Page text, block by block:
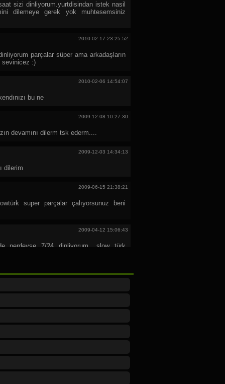
sizi dinliyorum.yurtdisindan istek nasil
dilemeye gerek yok muhtesemsiniz
2010-02-17 23:25:52
parçalar süper ama arkadaşların
sevinicez :)
2010-02-06 14:54:07
bu ne
2009-12-08 10:27:30
devamını dilerm tsk ederm....
2009-12-03 14:34:13
dilerim
2009-06-15 21:38:21
super parçalar çalıyorsunuz beni
2009-04-12 15:06:43
nerdeyse 7/24 dinliyorum....slow türk
2008-12-30 14:12:32
dün gitti izmire izmirdekilerine selam lar
Dinlerken sanki parça listesini ben
ard arda sıralanıyor. Hele bir de
baylıyorumYolunuz açık olsun....
vazgeçemediğim radikal bir kanal lütfen